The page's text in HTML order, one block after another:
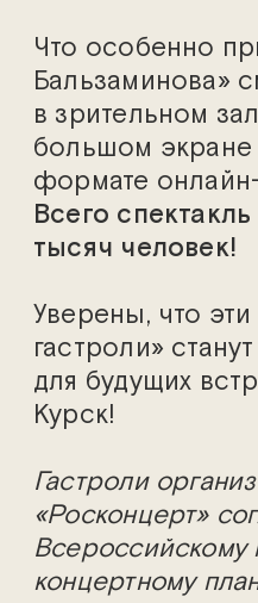
Что особенно
Бальзаминова»
в зрительном
большом экране
формате
Всего
тысяч человек!
Уверены, что
гастроли»
для будущих
Курск!
Гастроли
«Росконцерт»
Всероссийскому
концертному